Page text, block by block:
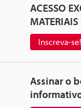
ACESSO
MATERIAIS
Inscreva-se!
Assinar o